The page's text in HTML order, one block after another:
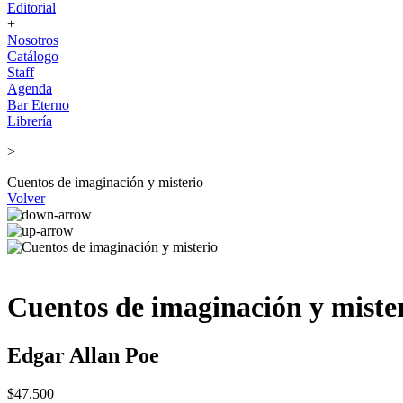
Editorial
+
Nosotros
Catálogo
Staff
Agenda
Bar Eterno
Librería
>
Cuentos de imaginación y misterio
Volver
Cuentos de imaginación y
Edgar Allan Poe
$47.500